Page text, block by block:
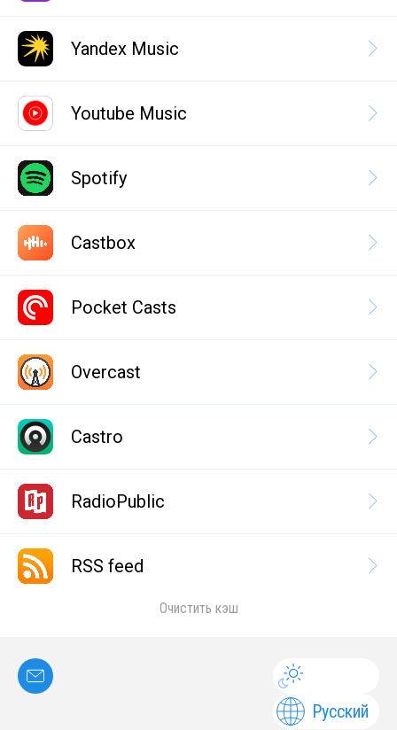
Yandex Music
Youtube Music
Spotify
Castbox
Pocket Casts
Overcast
Castro
RadioPublic
RSS feed
Очистить кэш
Русский